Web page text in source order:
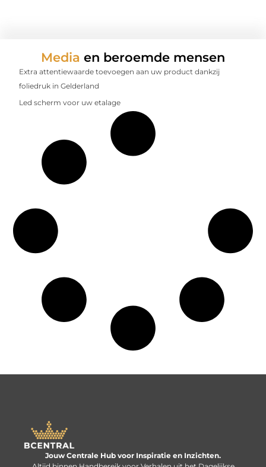
Media en beroemde mensen
Extra attentiewaarde toevoegen aan uw product dankzij
foliedruk in Gelderland
Led scherm voor uw etalage
Jouw Centrale Hub voor Inspiratie en Inzichten.